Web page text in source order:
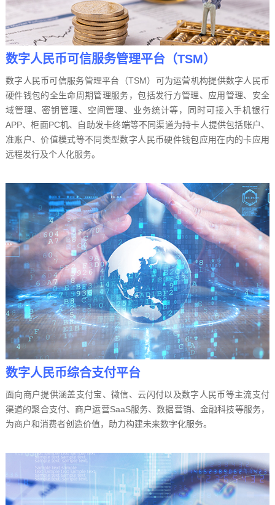
数字人民币可信服务管理平台（TSM）
数字人民币可信服务管理平台（TSM）可为运营机构提供数字人民币
硬件钱包的全生命周期管理服务，包括发行方管理、应用管理、安全
域管理、密钥管理、空间管理、业务统计等，同时可接入手机银行
APP、柜面PC机、自助发卡终端等不同渠道为持卡人提供包括账户、
准账户、价值模式等不同类型数字人民币硬件钱包应用在内的卡应用
远程发行及个人化服务。
数字人民币综合支付平台
面向商户提供涵盖支付宝、微信、云闪付以及数字人民币等主流支付
渠道的聚合支付、商户运营SaaS服务、数据营销、金融科技等服务，
为商户和消费者创造价值，助力构建未来数字化服务。